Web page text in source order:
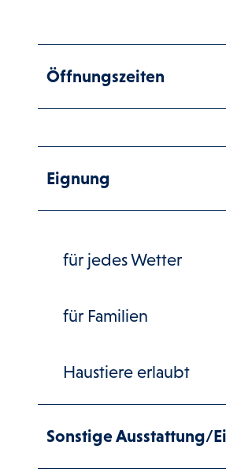
Öffnungszeiten
Eignung
für jedes Wetter
für Familien
Haustiere erlaubt
Sonstige Ausstattung/